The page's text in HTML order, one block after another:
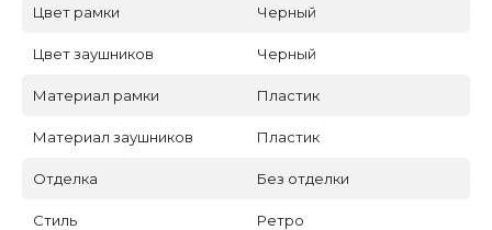
Цвет рамки Черный
Цвет заушников Черный
Материал рамки Пластик
Материал заушников Пластик
Отделка Без отделки
Стиль Ретро